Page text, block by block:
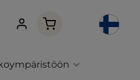
Ostoskori sisältää